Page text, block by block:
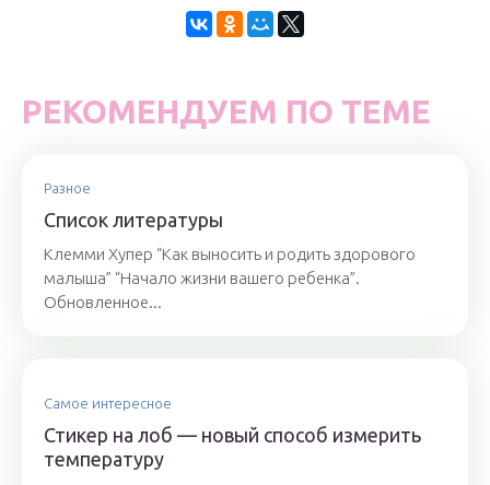
РЕКОМЕНДУЕМ ПО ТЕМЕ
Разное
Список литературы
Клемми Хупер “Как выносить и родить здорового
малыша” “Начало жизни вашего ребенка”.
Обновленное...
Самое интересное
Стикер на лоб — новый способ измерить
температуру